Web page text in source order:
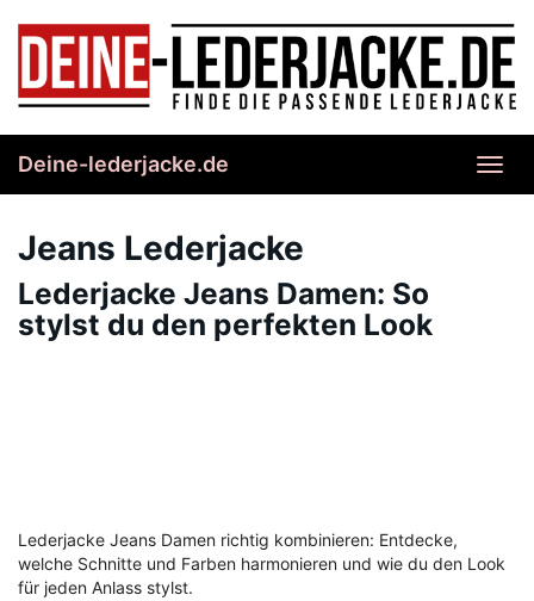
content
Deine-lederjacke.de
Jeans Lederjacke
Lederjacke Jeans Damen: So
stylst du den perfekten Look
Lederjacke Jeans Damen richtig kombinieren: Entdecke,
welche Schnitte und Farben harmonieren und wie du den Look
für jeden Anlass stylst.